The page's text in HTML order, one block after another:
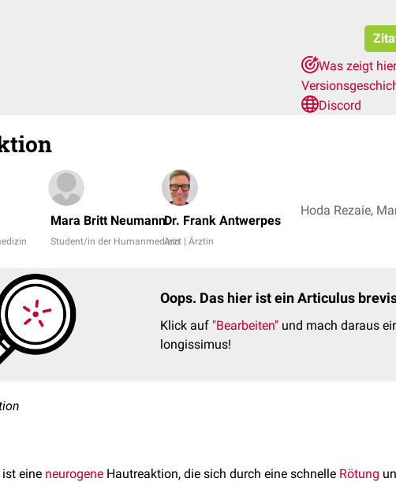
Was zeigt
Discord
Mara Britt Neumann
Student/in der Humanmedizin
Dr. Frank Antwerpes
Arzt | Ärztin
Oops. Das hier ist ein Articulus
Klick auf "Bearbeiten" und mach daraus
longissimus!
ist eine neurogene Hautreaktion, die sich durch eine schnelle Rötung